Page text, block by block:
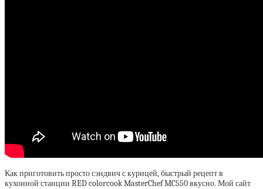
Как приготовить просто сэндвич с курицей, быстрый рецепт в
кухонной станции RED colorcook MasterChef MC550 вкусно. Мой сайт